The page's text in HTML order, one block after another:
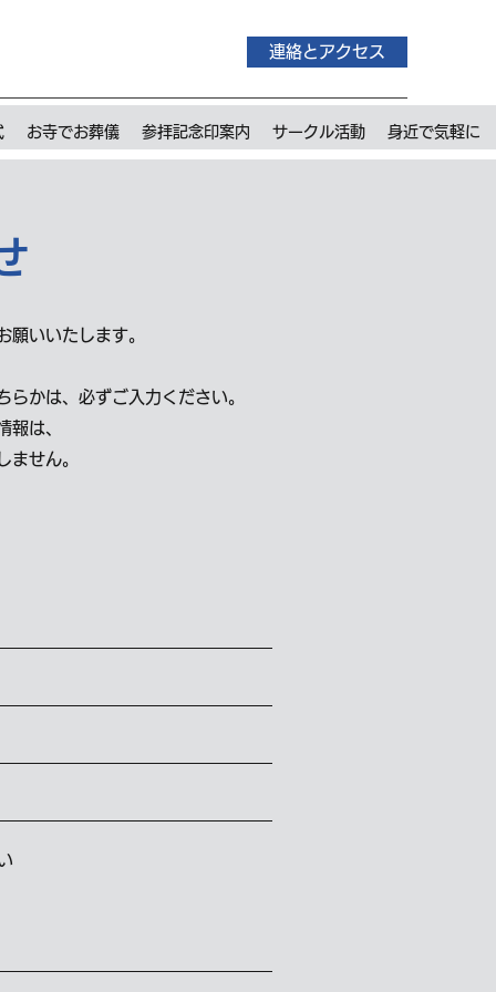
連絡とアクセス
お寺でお葬儀 参拝記念印案内 サークル活動 身近で気軽に
願いいたします。
かは、必ずご入力ください。
報は、
ません。